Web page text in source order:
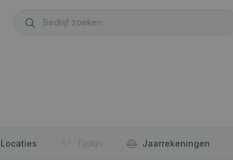
Locaties Tijdlijn Jaar­rekeningen